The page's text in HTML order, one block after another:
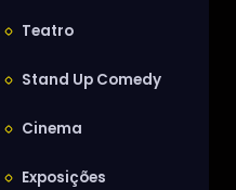
Teatro
Stand Up Comedy
Cinema
Exposições